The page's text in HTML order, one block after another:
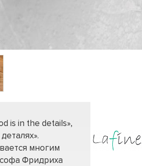
is in the details»,
многим
Фридриха